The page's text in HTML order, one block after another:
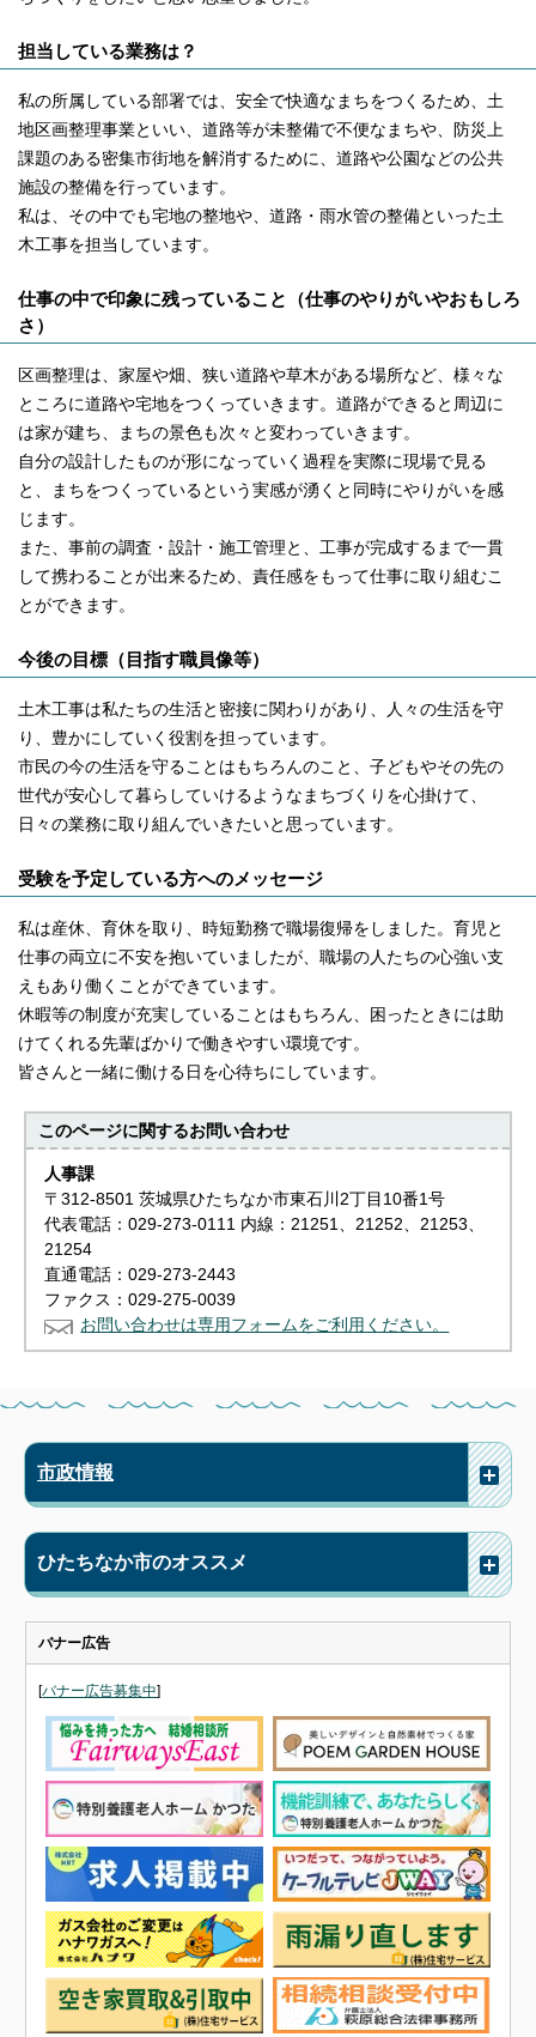
担当している業務は？
私の所属している部署では、安全で快適なまちをつくるため、土
地区画整理事業といい、道路等が未整備で不便なまちや、防災上
課題のある密集市街地を解消するために、道路や公園などの公共
施設の整備を行っています。
私は、その中でも宅地の整地や、道路・雨水管の整備といった土
木工事を担当しています。
仕事の中で印象に残っていること（仕事のやりがいやおもしろ
さ）
区画整理は、家屋や畑、狭い道路や草木がある場所など、様々な
ところに道路や宅地をつくっていきます。道路ができると周辺に
は家が建ち、まちの景色も次々と変わっていきます。
自分の設計したものが形になっていく過程を実際に現場で見る
と、まちをつくっているという実感が湧くと同時にやりがいを感
じます。
また、事前の調査・設計・施工管理と、工事が完成するまで一貫
して携わることが出来るため、責任感をもって仕事に取り組むこ
とができます。
今後の目標（目指す職員像等）
土木工事は私たちの生活と密接に関わりがあり、人々の生活を守
り、豊かにしていく役割を担っています。
市民の今の生活を守ることはもちろんのこと、子どもやその先の
世代が安心して暮らしていけるようなまちづくりを心掛けて、
日々の業務に取り組んでいきたいと思っています。
受験を予定している方へのメッセージ
私は産休、育休を取り、時短勤務で職場復帰をしました。育児と
仕事の両立に不安を抱いていましたが、職場の人たちの心強い支
えもあり働くことができています。
休暇等の制度が充実していることはもちろん、困ったときには助
けてくれる先輩ばかりで働きやすい環境です。
皆さんと一緒に働ける日を心待ちにしています。
このページに関するお問い合わせ
人事課
〒312-8501 茨城県ひたちなか市東石川2丁目10番1号
代表電話：029-273-0111 内線：21251、21252、21253、
21254
直通電話：029-273-2443
ファクス：029-275-0039
お問い合わせは専用フォームをご利用ください。
市政情報
ひたちなか市のオススメ
バナー広告
[バナー広告募集中]